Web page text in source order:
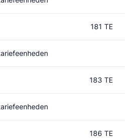
181 TE
183 TE
186 TE